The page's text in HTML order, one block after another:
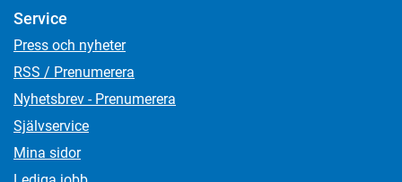
Service
Press och nyheter
RSS / Prenumerera
Nyhetsbrev - Prenumerera
Självservice
Mina sidor